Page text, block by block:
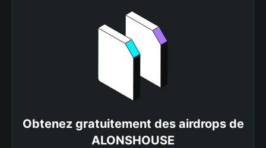
Obtenez gratuitement des airdrops de
ALONSHOUSE